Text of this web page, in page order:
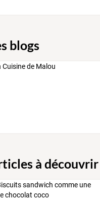
blogs
à découvrir